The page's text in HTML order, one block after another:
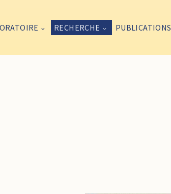
RECHERCHE PUBLICATIONS